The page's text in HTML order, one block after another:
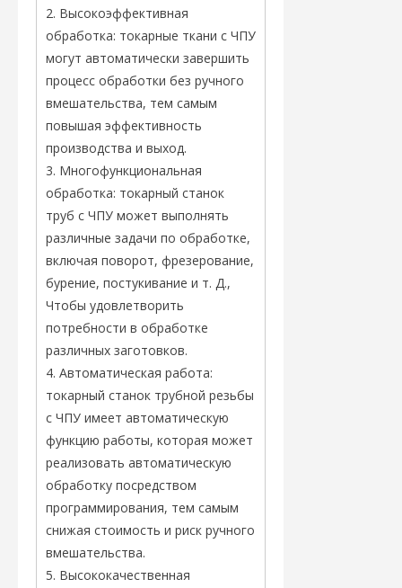
2. Высокоэффективная
обработка: токарные ткани с ЧПУ
могут автоматически завершить
процесс обработки без ручного
вмешательства, тем самым
повышая эффективность
производства и выход.
3. Многофункциональная
обработка: токарный станок
труб с ЧПУ может выполнять
различные задачи по обработке,
включая поворот, фрезерование,
бурение, постукивание и т. Д.,
Чтобы удовлетворить
потребности в обработке
различных заготовков.
4. Автоматическая работа:
токарный станок трубной резьбы
с ЧПУ имеет автоматическую
функцию работы, которая может
реализовать автоматическую
обработку посредством
программирования, тем самым
снижая стоимость и риск ручного
вмешательства.
5. Высококачественная